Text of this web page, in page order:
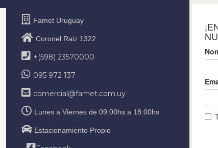
Famet Uruguay
Coronel Raiz 1322
+(598) 23570000
095 972 137
comercial@famet.com.uy
Lunes a Viernes de 09:00hs a 18:00hs
Estacionamiento Propio